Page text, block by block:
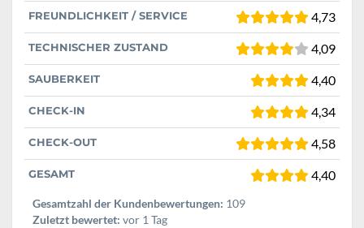
FREUNDLICHKEIT / SERVICE 4,73
TECHNISCHER ZUSTAND 4,09
SAUBERKEIT 4,40
CHECK-IN 4,34
CHECK-OUT 4,58
GESAMT 4,40
Gesamtzahl der Kundenbewertungen: 109
Zuletzt bewertet: vor 1 Tag